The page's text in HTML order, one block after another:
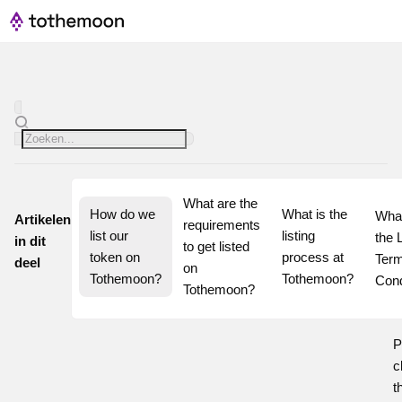
Artikelen
in dit
deel
How do we
list our
token on
Tothemoon?
What are the
requirements
to get listed
on
Tothemoon?
What is the
listing
process at
Tothemoon?
the